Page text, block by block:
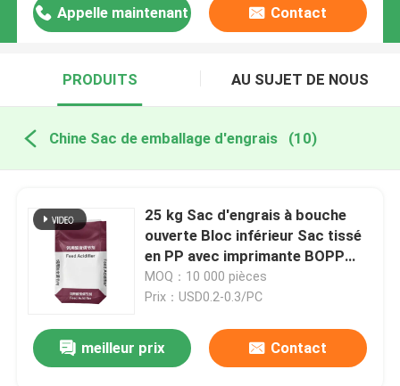
Appelle maintenant Contact
PRODUITS AU SUJET DE NOUS
Chine Sac de emballage d'engrais (10)
25 kg Sac d'engrais à bouche
ouverte Bloc inférieur Sac tissé
en PP avec imprimante BOPP
Sacs d'emballage pour diverses
applications
MOQ：10 000 pièces
Prix：USD0.2-0.3/PC
meilleur prix Contact